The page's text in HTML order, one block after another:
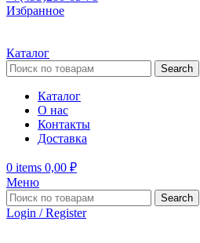
Избранное
Каталог
Search
Каталог
О нас
Контакты
Доставка
0 items 0,00 ₽
Меню
Search
Login / Register